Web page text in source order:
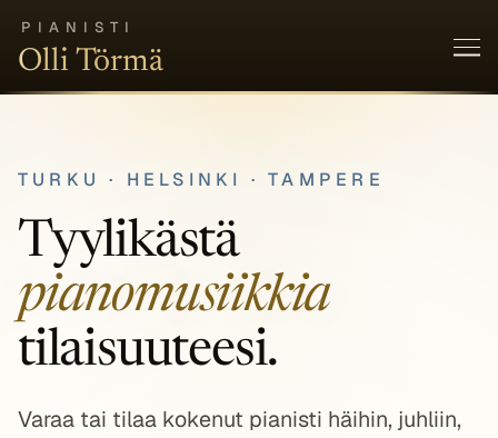
Hyppää
sisältöön
PIANISTI
Olli Törmä
TURKU · HELSINKI · TAMPERE
Tyylikästä
pianomusiikkia
tilaisuuteesi.
Varaa tai tilaa kokenut pianisti häihin, juhliin,